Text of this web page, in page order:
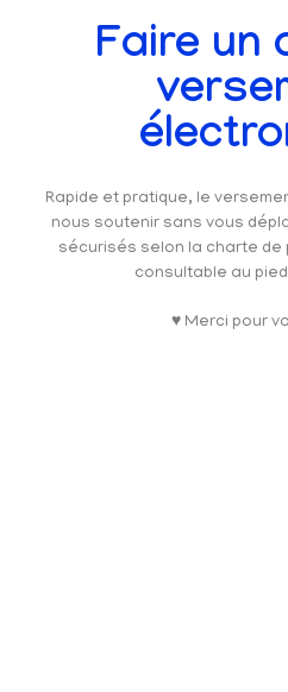
Faire un
Rapide et pratique, le
nous soutenir sans vous
sécurisés selon la charte
consultable au
♥ Merci pour